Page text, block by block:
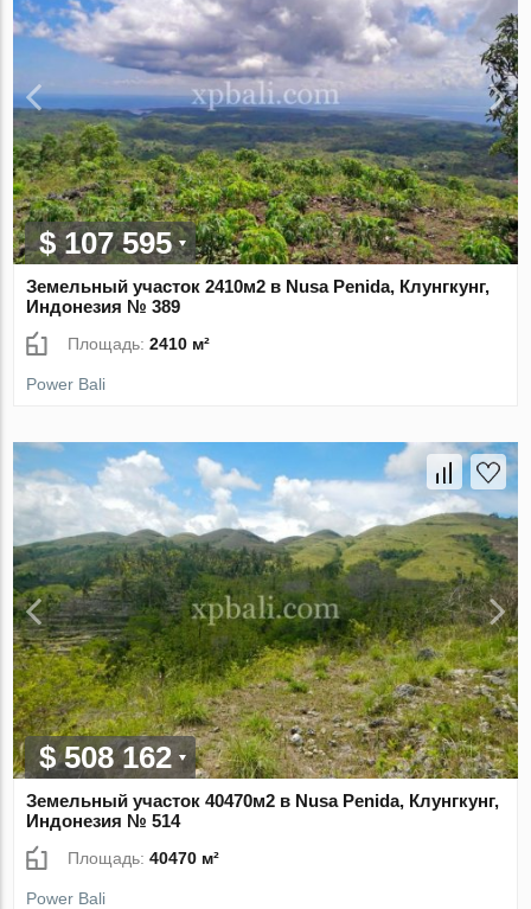
$ 107 595
Земельный участок 2410м2 в Nusa Penida, Клунгкунг,
Индонезия № 389
Площадь:2410 м²
Power Bali
$ 508 162
Земельный участок 40470м2 в Nusa Penida, Клунгкунг,
Индонезия № 514
Площадь:40470 м²
Power Bali